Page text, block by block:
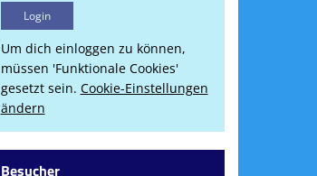
Um dich einloggen zu können,
müssen 'Funktionale Cookies'
gesetzt sein. Cookie-Einstellungen
ändern
Besucher